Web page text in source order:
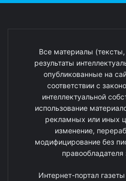
Все материалы
результаты
опубликованные на
соответствии с
интеллектуальной
использование
рекламных или иных
изменение,
модифицирование без
Интернет-портал